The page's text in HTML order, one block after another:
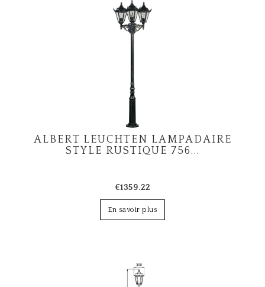
ALBERT LEUCHTEN LAMPADAIRE
STYLE RUSTIQUE 756...
€1359.22
En savoir plus